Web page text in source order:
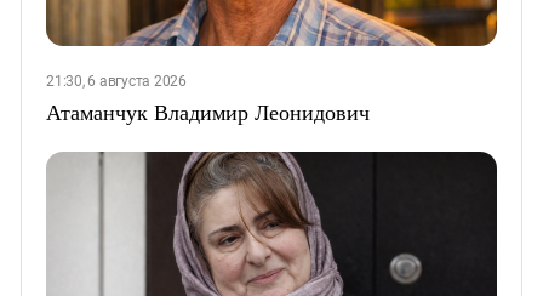
21:30, 6 августа 2026
Атаманчук Владимир Леонидович